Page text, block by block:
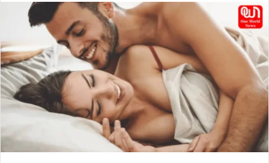
n
d
a
n
e
i